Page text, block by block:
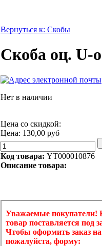
Вернуться к: Скобы
Скоба оц. U-
Нет в наличии
Цена со скидкой:
Цена: 130,00 руб
Код товара: YT000010876
Описание товара: